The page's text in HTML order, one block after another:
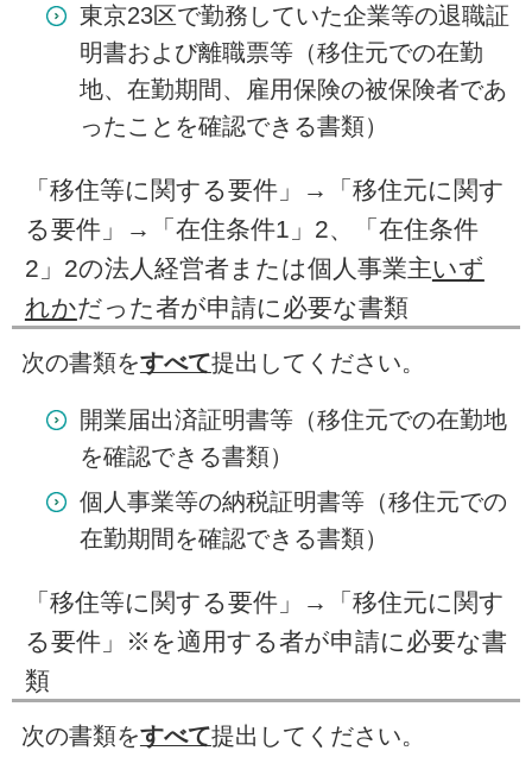
東京23区で勤務していた企業等の退職証
明書および離職票等（移住元での在勤
地、在勤期間、雇用保険の被保険者であ
ったことを確認できる書類）
「移住等に関する要件」→「移住元に関す
る要件」→「在住条件1」2、「在住条件
2」2の法人経営者または個人事業主いず
れかだった者が申請に必要な書類
次の書類をすべて提出してください。
開業届出済証明書等（移住元での在勤地
を確認できる書類）
個人事業等の納税証明書等（移住元での
在勤期間を確認できる書類）
「移住等に関する要件」→「移住元に関す
る要件」※を適用する者が申請に必要な書
類
次の書類をすべて提出してください。